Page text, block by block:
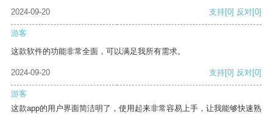
2024-09-20
支持[0] 反对[0]
游客
这款软件的功能非常全面，可以满足我所有需求。
2024-09-20 支持[0] 反对[0]
游客
这款app的用户界面简洁明了，使用起来非常容易上手，让我能够快速熟